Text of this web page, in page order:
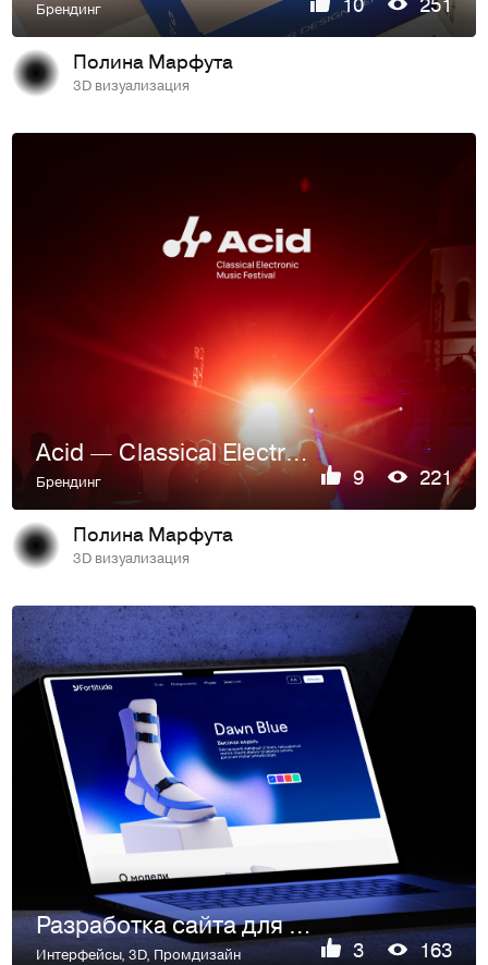
Брендинг
Полина Марфута
3D визуализация
Acid — Classical Electronic Music Festival
Брендинг 9 221
Полина Марфута
3D визуализация
Разработка сайта для бренда зимней обуви Fortitude
Интерфейсы,3D,Промдизайн 3 163